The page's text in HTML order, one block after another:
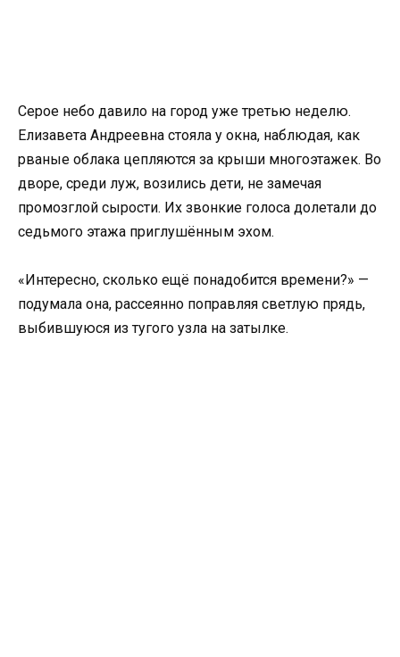
Серое небо давило на город уже третью неделю.
Елизавета Андреевна стояла у окна, наблюдая, как
рваные облака цепляются за крыши многоэтажек. Во
дворе, среди луж, возились дети, не замечая
промозглой сырости. Их звонкие голоса долетали до
седьмого этажа приглушённым эхом.
«Интересно, сколько ещё понадобится времени?» —
подумала она, рассеянно поправляя светлую прядь,
выбившуюся из тугого узла на затылке.